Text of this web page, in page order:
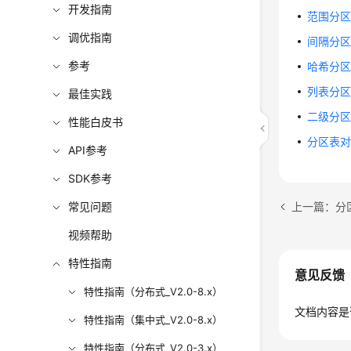
开发指南
调优指南
参考
最佳实践
性能白皮书
API参考
SDK参考
常见问题
视频帮助
特性指南
特性指南（分布式_V2.0-8.x）
特性指南（集中式_V2.0-8.x）
特性指南（分布式_V2.0-3.x）
范围分区
间隔分区
哈希分区
列表分区
二级分区
分区表
上一篇：分
意见反馈
文档内容